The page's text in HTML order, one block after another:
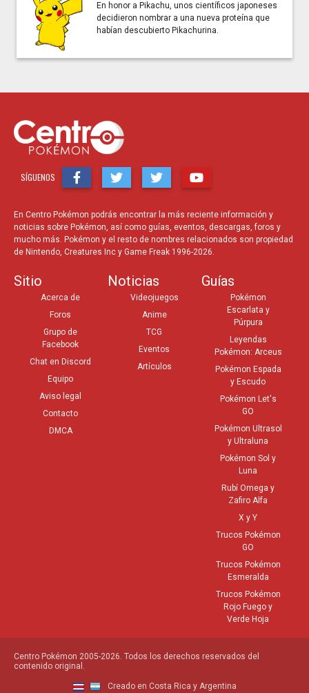
En honor a Pikachu, unos científicos japoneses
decidieron nombrar a una nueva proteína que
habían descubierto Pikachurina.
SÍGUENOS
En Centro Pokémon podrás encontrar la más reciente información y
noticias sobre Pokémon, así como guías, eventos, descargas, foros y
mucho más. Pokémon y el resto de nombres relacionados son propiedad
de Nintendo, Creatures Inc y Game Freak 1996-2026.
Sitio
Acerca de
Foros
Grupo de
Facebook
Chat en Discord
Equipo
Aviso legal
Contacto
DMCA
Noticias
Videojuegos
Anime
TCG
Eventos
Artículos
Guías
Pokémon
Escarlata y
Púrpura
Leyendas
Pokémon: Arceus
Pokémon Espada
y Escudo
Pokémon Let's
GO
Pokémon Ultrasol
y Ultraluna
Pokémon Sol y
Luna
Rubí Omega y
Zafiro Alfa
X y Y
Trucos Pokémon
GO
Trucos Pokémon
Esmeralda
Trucos Pokémon
Rojo Fuego y
Verde Hoja
Centro Pokémon 2005-2026. Todos los derechos reservados del
contenido original.
Creado en Costa Rica y Argentina